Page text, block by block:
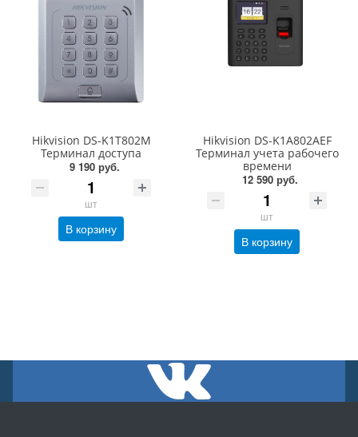
Hikvision DS-K1T802M
Терминал доступа
9 190 руб.
шт
В корзину
Hikvision DS-K1A802AEF
Терминал учета рабочего
времени
12 590 руб.
шт
В корзину